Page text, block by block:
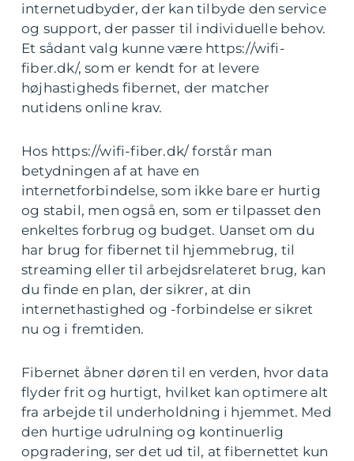
internetudbyder, der kan tilbyde den service
og support, der passer til individuelle behov.
Et sådant valg kunne være https://wifi-
fiber.dk/, som er kendt for at levere
højhastigheds fibernet, der matcher
nutidens online krav.
Hos https://wifi-fiber.dk/ forstår man
betydningen af at have en
internetforbindelse, som ikke bare er hurtig
og stabil, men også en, som er tilpasset den
enkeltes forbrug og budget. Uanset om du
har brug for fibernet til hjemmebrug, til
streaming eller til arbejdsrelateret brug, kan
du finde en plan, der sikrer, at din
internethastighed og -forbindelse er sikret
nu og i fremtiden.
Fibernet åbner døren til en verden, hvor data
flyder frit og hurtigt, hvilket kan optimere alt
fra arbejde til underholdning i hjemmet. Med
den hurtige udrulning og kontinuerlig
opgradering, ser det ud til, at fibernettet kun